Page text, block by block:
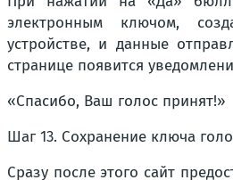
электронным ключом,
устройстве, и данные
странице появится
«Спасибо, Ваш голос принят!»
Шаг 13. Сохранение ключа
Сразу после этого сайт